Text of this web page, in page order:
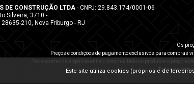
Este site utiliza cookies (próprios e de
DE CONSTRUÇÃO LTDA - CNPJ: 29.843.174/0001-06
Silveira, 3710 -
210, Nova Friburgo - RJ
Os
Preços e condições de pagamento exclusivos para compras
Pode ocorrer divergência entre o preço exibido no produto e o preço
Todas as